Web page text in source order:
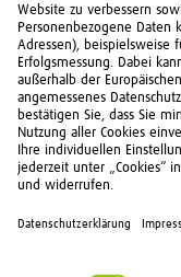
unterliegen
kumuliert oder
Risikenim Überblick.
© 2026 FNZ Bank